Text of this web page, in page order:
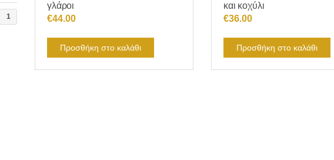
γλάροι
€44.00
Προσθήκη στο καλάθι
και κοχύλι
€36.00
Προσθήκη στο καλάθι
1